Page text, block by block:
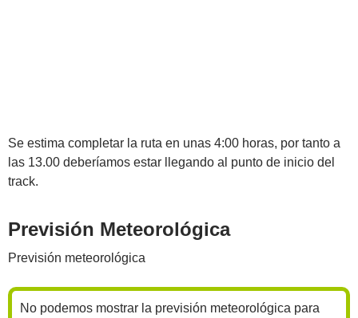
Se estima completar la ruta en unas 4:00 horas, por tanto a
las 13.00 deberíamos estar llegando al punto de inicio del
track.
Previsión Meteorológica
Previsión meteorológica
No podemos mostrar la previsión meteorológica para